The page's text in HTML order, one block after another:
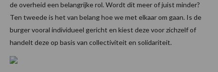
de overheid een belangrijke rol. Wordt dit meer of juist minder?
Ten tweede is het van belang hoe we met elkaar om gaan. Is de
burger vooral individueel gericht en kiest deze voor zichzelf of
handelt deze op basis van collectiviteit en solidariteit.